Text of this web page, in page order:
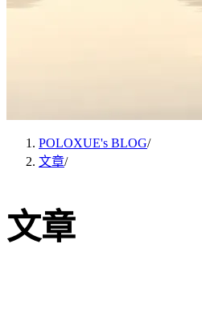
POLOXUE's BLOG/
文章/
文章